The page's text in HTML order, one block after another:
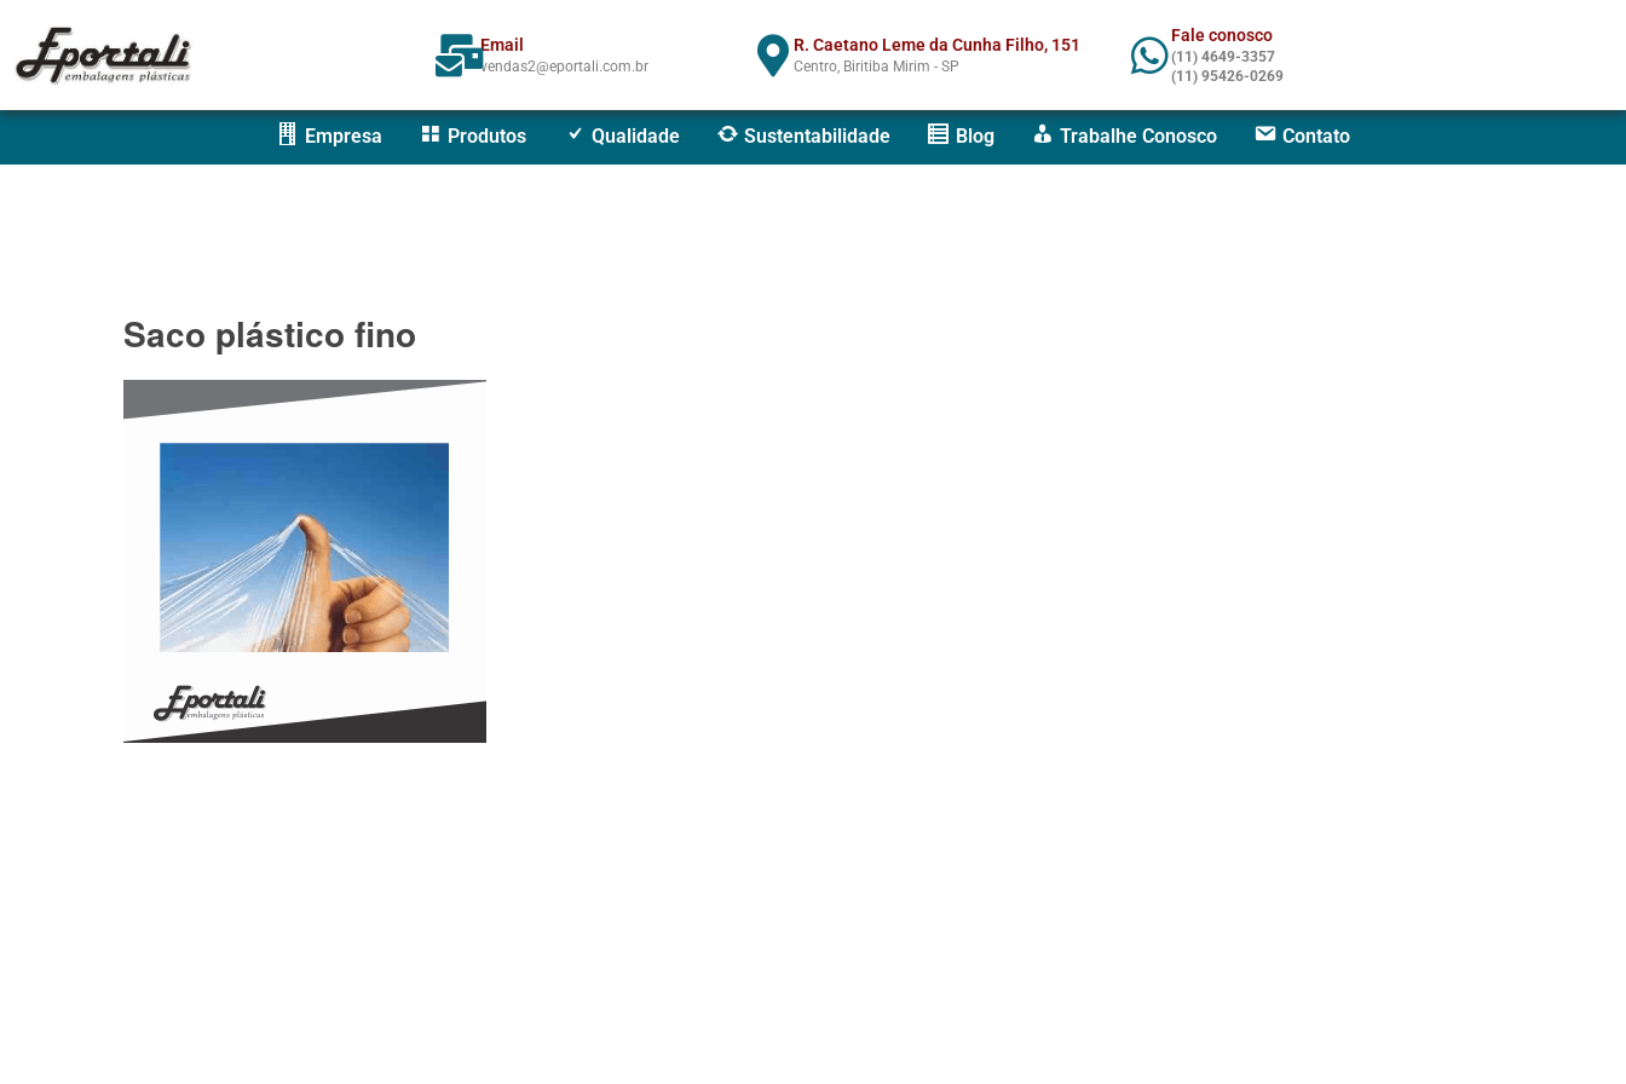
Email
vendas2@eportali.com.br
R. Caetano Leme da Cunha Filho, 151
Centro, Biritiba Mirim - SP
Fale conosco
(11) 4649-3357
(11) 95426-0269
Empresa Produtos Qualidade Sustentabilidade Blog Trabalhe Conosco Contato
Saco plástico fino